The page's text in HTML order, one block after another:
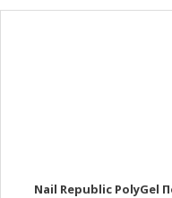
Nail Republic PolyGel